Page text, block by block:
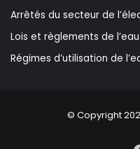
Arrêtés du secteur de
Lois et règlements de l’eau
Régimes d’utilisation de
© Copyright